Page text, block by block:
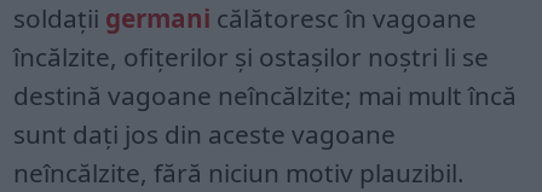
soldații germani călătoresc în vagoane
încălzite, ofițerilor și ostașilor noștri li se
destină vagoane neîncălzite; mai mult încă
sunt dați jos din aceste vagoane
neîncălzite, fără niciun motiv plauzibil.